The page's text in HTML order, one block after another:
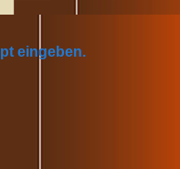
eingeben.